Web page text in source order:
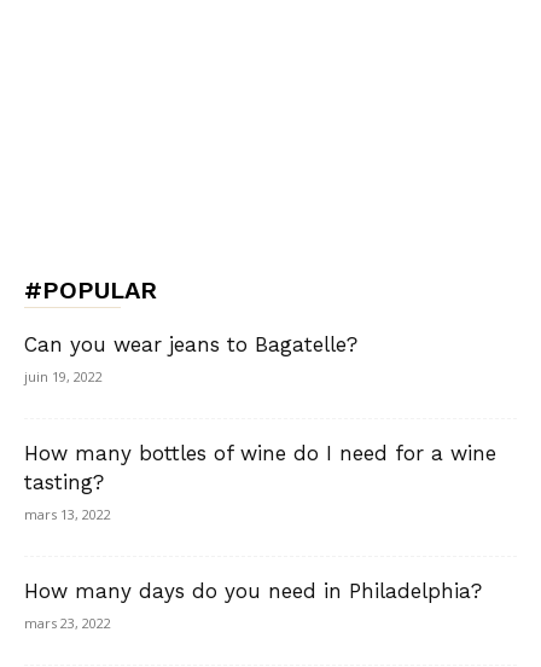
#POPULAR
Can you wear jeans to Bagatelle?
juin 19, 2022
How many bottles of wine do I need for a wine
tasting?
mars 13, 2022
How many days do you need in Philadelphia?
mars 23, 2022